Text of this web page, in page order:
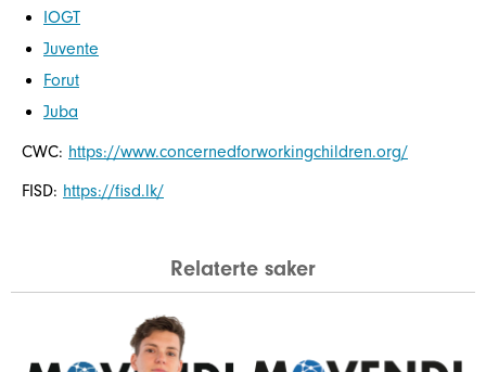
IOGT
Juvente
Forut
Juba
CWC: https://www.concernedforworkingchildren.org/
FISD: https://fisd.lk/
Relaterte saker